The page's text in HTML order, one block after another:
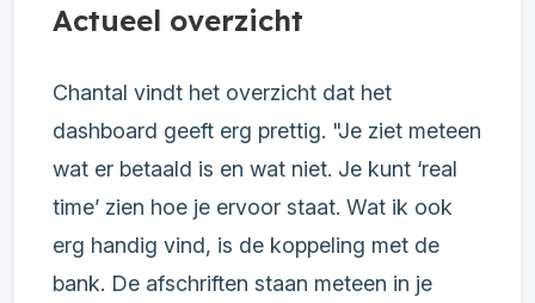
Actueel overzicht
Chantal vindt het overzicht dat het
dashboard geeft erg prettig. "Je ziet meteen
wat er betaald is en wat niet. Je kunt ‘real
time’ zien hoe je ervoor staat. Wat ik ook
erg handig vind, is de koppeling met de
bank. De afschriften staan meteen in je